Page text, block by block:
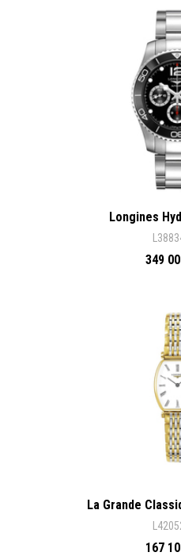
Longines
349
La Grande
167